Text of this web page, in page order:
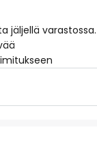
jäljellä varastossa.